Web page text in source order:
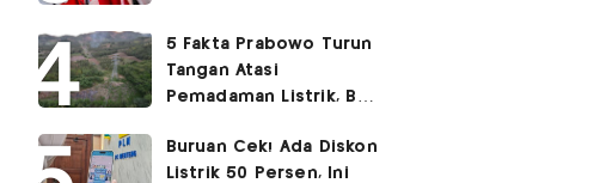
5 Fakta Prabowo Turun
Tangan Atasi
Pemadaman Listrik, BBM
Buruan Cek! Ada Diskon
Listrik 50 Persen, Ini